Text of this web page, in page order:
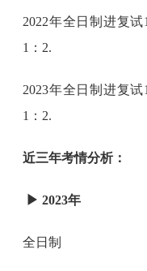
2022年全日制进复
1：2.
2023年全日制进复
1：2.
近三年考情分析：
▶ 2023年
全日制